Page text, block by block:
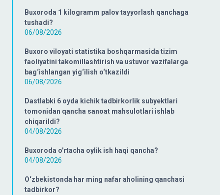
Buxoroda 1 kilogramm palov tayyorlash qanchaga
tushadi?
06/08/2026
Buxoro viloyati statistika boshqarmasida tizim
faoliyatini takomillashtirish va ustuvor vazifalarga
bag‘ishlangan yig‘ilish o‘tkazildi
06/08/2026
Dastlabki 6 oyda kichik tadbirkorlik subyektlari
tomonidan qancha sanoat mahsulotlari ishlab
chiqarildi?
04/08/2026
Buxoroda o'rtacha oylik ish haqi qancha?
04/08/2026
O‘zbekistonda har ming nafar aholining qanchasi
tadbirkor?